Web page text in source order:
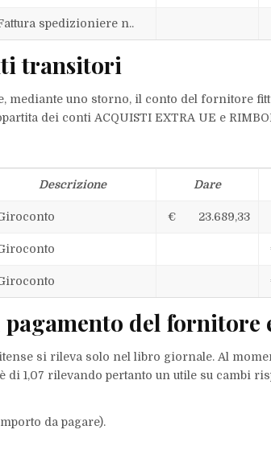
spedizioniere n..
transitori
mediante uno storno, il conto del fornitore
dei conti ACQUISTI EXTRA UE e
Descrizione Dare
€ 23.689,33
del fornitore
si rileva solo nel libro giornale. Al
di 1,07 rilevando pertanto un utile su cambi
da pagare).